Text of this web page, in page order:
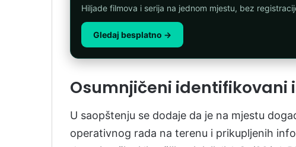
Hiljade filmova i serija na jednom mjestu, bez
Gledaj besplatno →
Osumnjičeni identifikovani
U saopštenju se dodaje da je na mjestu
operativnog rada na terenu i prikupljenih